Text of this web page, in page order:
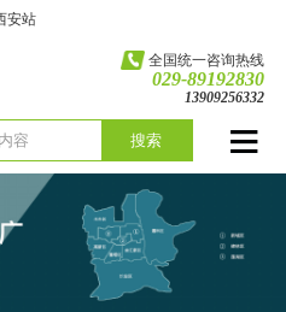
安站
全国统一咨询热线
029-89192830
13909256332
搜索